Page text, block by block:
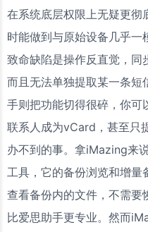
在系统底层权限上无疑更彻
时能做到与原始设备几乎一
致命缺陷是操作反直觉，同
而且无法单独提取某一条短
手则把功能切得很碎，你可
联系人成为vCard，甚至只
办不到的事。拿iMazing来
工具，它的备份浏览和增量
查看备份内的文件，不需要
比爱思助手更专业。然而